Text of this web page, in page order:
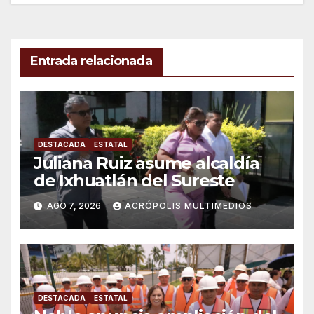
Entrada relacionada
DESTACADA ESTATAL
Juliana Ruiz asume alcaldía
de Ixhuatlán del Sureste
AGO 7, 2026 ACRÓPOLIS MULTIMEDIOS
DESTACADA ESTATAL